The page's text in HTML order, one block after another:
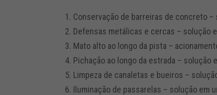
1. Conservação de barreiras de concreto –
2. Defensas metálicas e cercas – solução
3. Mato alto ao longo da pista –
4. Pichação ao longo da estrada – solução
5. Limpeza de canaletas e bueiros –
6. Iluminação de passarelas – solução em